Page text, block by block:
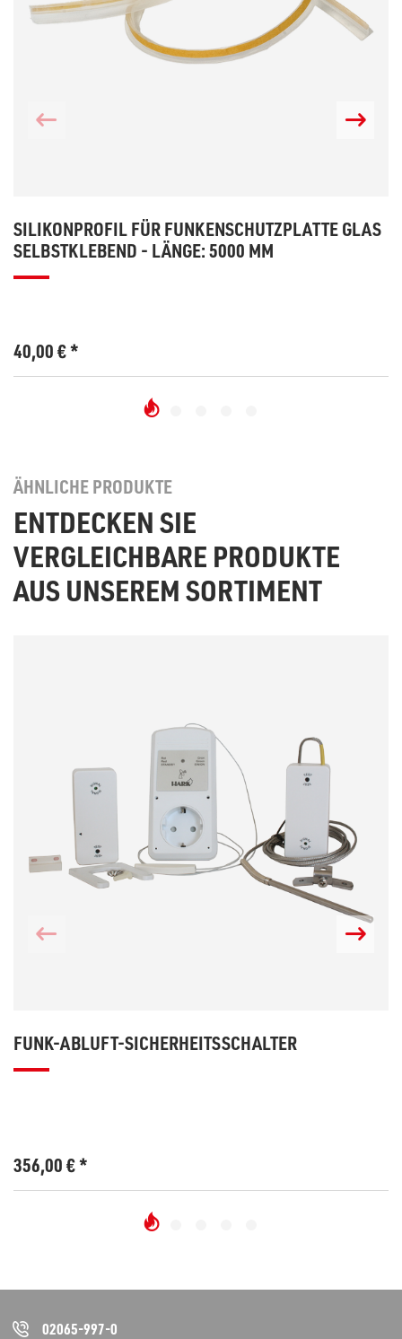
SILIKONPROFIL FÜR FUNKENSCHUTZPLATTE GLAS
SELBSTKLEBEND - LÄNGE: 5000 MM
40,00€*
ÄHNLICHE PRODUKTE
ENTDECKEN SIE
VERGLEICHBARE PRODUKTE
AUS UNSEREM SORTIMENT
FUNK-ABLUFT-SICHERHEITSSCHALTER
356,00€*
02065-997-0